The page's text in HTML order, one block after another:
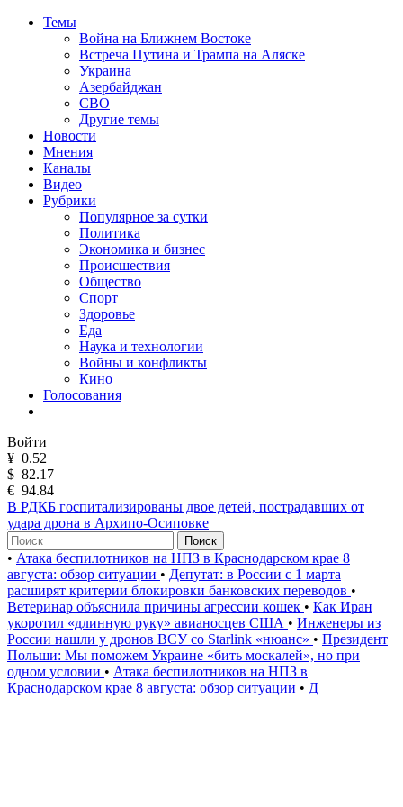
Темы
Война на Ближнем Востоке
Встреча Путина и Трампа на Аляске
Украина
Азербайджан
СВО
Другие темы
Новости
Мнения
Каналы
Видео
Рубрики
Популярное за сутки
Политика
Экономика и бизнес
Происшествия
Общество
Спорт
Здоровье
Еда
Наука и технологии
Войны и конфликты
Кино
Голосования
Войти
¥ 0.52
$ 82.17
€ 94.84
В РДКБ госпитализированы двое детей, пострадавших от
удара дрона в Архипо-Осиповке
Поиск
• Атака беспилотников на НПЗ в Краснодарском крае 8
августа: обзор ситуации • Депутат: в России с 1 марта
расширят критерии блокировки банковских переводов •
Ветеринар объяснила причины агрессии кошек • Как Иран
укоротил «длинную руку» авианосцев США • Инженеры из
России нашли у дронов ВСУ со Starlink «нюанс» • Президент
Польши: Мы поможем Украине «бить москалей», но при
одном условии • Атака беспилотников на НПЗ в
Краснодарском крае 8 августа: обзор ситуации • Д